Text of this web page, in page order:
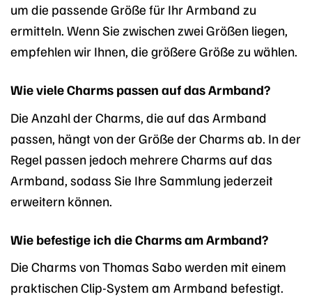
um die passende Größe für Ihr Armband zu
ermitteln. Wenn Sie zwischen zwei Größen liegen,
empfehlen wir Ihnen, die größere Größe zu wählen.
Wie viele Charms passen auf das Armband?
Die Anzahl der Charms, die auf das Armband
passen, hängt von der Größe der Charms ab. In der
Regel passen jedoch mehrere Charms auf das
Armband, sodass Sie Ihre Sammlung jederzeit
erweitern können.
Wie befestige ich die Charms am Armband?
Die Charms von Thomas Sabo werden mit einem
praktischen Clip-System am Armband befestigt.